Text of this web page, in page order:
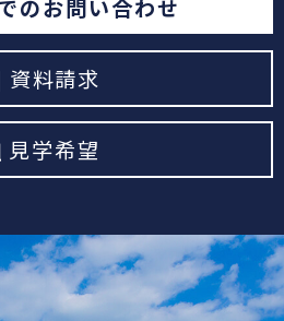
のお問い合わせ
資料請求
見学希望